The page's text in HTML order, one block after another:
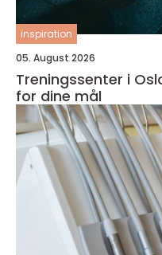
inspiration
05. August 2026
Treningssenter i
for dine mål